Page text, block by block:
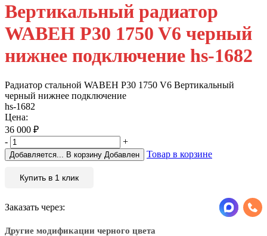
Вертикальный радиатор
WABEH P30 1750 V6 черный
нижнее подключение hs-1682
Радиатор стальной WABEH P30 1750 V6 Bертикальный
черный нижнее подключение
hs-1682
Цена:
36 000 ₽
-
+
Добавляется... В корзину Добавлен Товар в корзине
Купить в 1 клик
Заказать через:
Другие модификации черного цвета